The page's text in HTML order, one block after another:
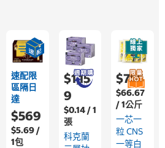
速配限
區隔日
達
$569
$5.69 /
1包
$1,15
9
$0.14 / 1
張
科克蘭
$755
$66.67
/ 1公斤
一芯一
粒 CNS
一等白